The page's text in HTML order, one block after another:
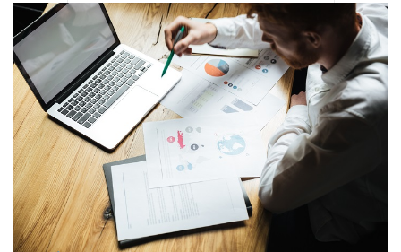
Этап 4 — Распределение слов по
страницам
Создание структуры сайта с учетом
семантического ядра.
Определение основных и второстепенных
ключевых слов для каждой страницы.